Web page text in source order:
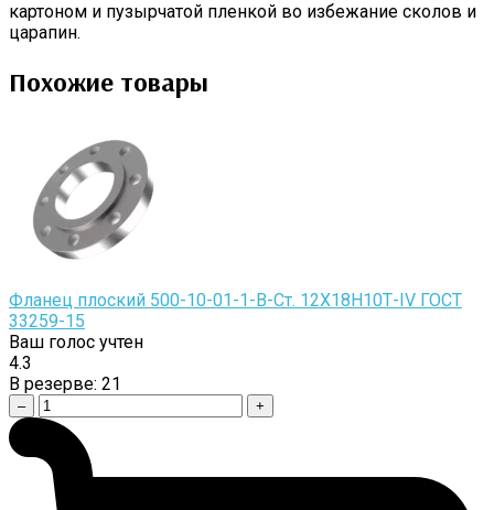
картоном и пузырчатой пленкой во избежание сколов и
царапин.
Похожие товары
Фланец плоский 500-10-01-1-B-Cт. 12Х18Н10Т-IV ГОСТ
33259-15
Ваш голос учтен
4.3
В резерве: 21
– +